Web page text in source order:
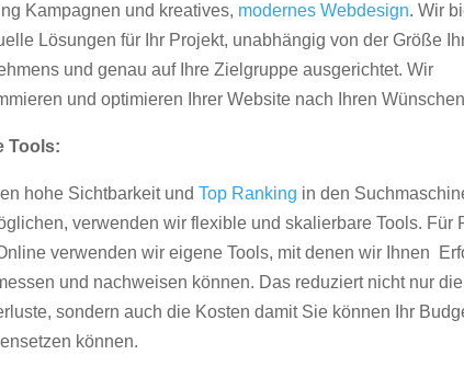
Kampagnen und kreatives, modernes Webdesign. Wir
Lösungen für Ihr Projekt, unabhängig von der Größe
und genau auf Ihre Zielgruppe ausgerichtet. Wir
und optimieren Ihrer Website nach Ihren
Tools:
hohe Sichtbarkeit undTop Ranking in den
verwenden wir flexible und skalierbare Tools. Für
verwenden wir eigene Tools, mit denen wir Ihnen
und nachweisen können. Das reduziert nicht nur die
sondern auch die Kosten damit Sie können Ihr
können.